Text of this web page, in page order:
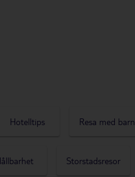
Hotelltips Resa med barn
Storstadsresor